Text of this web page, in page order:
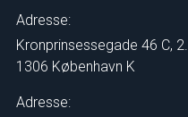
Adresse:
Kronprinsessegade 46 C, 2.
1306 København K
Adresse: